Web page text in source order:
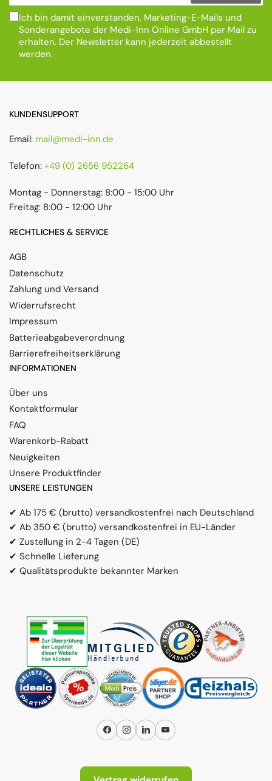
Ich bin damit einverstanden, Marketing-E-Mails und
Sonderangebote der Medi-Inn Online GmbH per Mail zu
erhalten. Der Newsletter kann jederzeit abbestellt
werden.
KUNDENSUPPORT
Email: mail@medi-inn.de
Telefon: +49 (0) 2656 952264
Montag - Donnerstag: 8:00 - 15:00 Uhr
Freitag: 8:00 - 12:00 Uhr
RECHTLICHES & SERVICE
AGB
Datenschutz
Zahlung und Versand
Widerrufsrecht
Impressum
Batterieabgabeverordnung
Barrierefreiheitserklärung
INFORMATIONEN
Über uns
Kontaktformular
FAQ
Warenkorb-Rabatt
Neuigkeiten
Unsere Produktfinder
UNSERE LEISTUNGEN
✔ Ab 175 € (brutto) versandkostenfrei nach Deutschland
✔ Ab 350 € (brutto) versandkostenfrei in EU-Länder
✔ Zustellung in 2-4 Tagen (DE)
✔ Schnelle Lieferung
✔ Qualitätsprodukte bekannter Marken
FacebookInstagram
LinkedInYouTube